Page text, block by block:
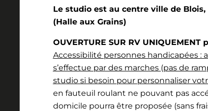
Le studio est au centre ville de
(Halle aux Grains)
OUVERTURE SUR RV
Accessibilité personnes handicapées :
s’effectue par des marches (pas de
studio si besoin pour personnaliser
en fauteuil roulant ne pouvant pas
domicile pourra être proposée (sans